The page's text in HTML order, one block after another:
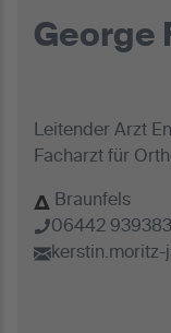
George
Leitender Arzt
Facharzt für
Braunfels
06442 939383
kerstin.moritz-